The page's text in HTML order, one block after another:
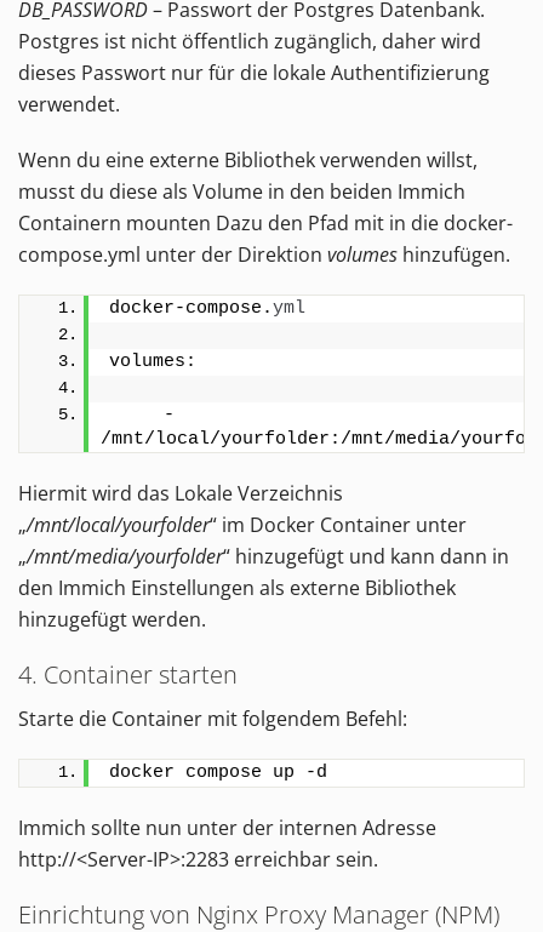
DB_PASSWORD– Passwort der Postgres Datenbank.
Postgres ist nicht öffentlich zugänglich, daher wird
dieses Passwort nur für die lokale Authentifizierung
verwendet.
Wenn du eine externe Bibliothek verwenden willst,
musst du diese als Volume in den beiden Immich
Containern mounten Dazu den Pfad mit in die docker-
compose.yml unter der Direktion volumes hinzufügen.
docker-compose.yml
volumes:
     -
/mnt/local/yourfolder:/mnt/media/
Hiermit wird das Lokale Verzeichnis
„/mnt/local/yourfolder“ im Docker Container unter
„/mnt/media/yourfolder“ hinzugefügt und kann dann in
den Immich Einstellungen als externe Bibliothek
hinzugefügt werden.
4. Container starten
Starte die Container mit folgendem Befehl:
docker compose up -d
Immich sollte nun unter der internen Adresse
http://<Server-IP>:2283 erreichbar sein.
Einrichtung von Nginx Proxy Manager (NPM)